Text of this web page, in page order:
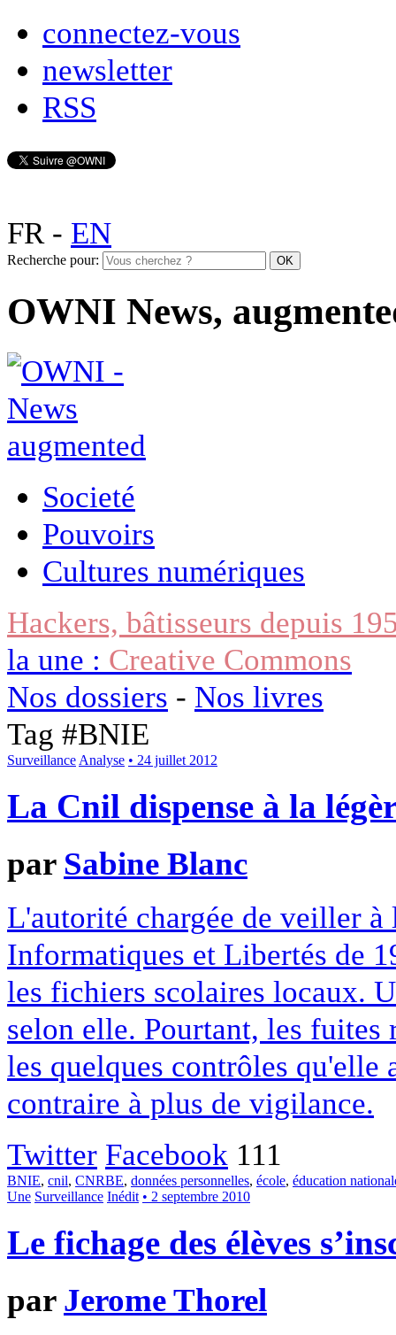
connectez-vous
newsletter
RSS
FR- EN
Recherche pour:
OWNI News,
Societé
Pouvoirs
Cultures numériques
Hackers, bâtisseurs depuis
la une : Creative Commons
Nos dossiers - Nos livres
Tag #BNIE
Surveillance Analyse • 24 juillet 2012
La Cnil dispense à la
par Sabine Blanc
L'autorité chargée de veiller
Informatiques et Libertés de
les fichiers scolaires locaux.
selon elle. Pourtant, les fuites
les quelques contrôles
contraire à plus de vigilance.
Twitter Facebook 111
BNIE, cnil, CNRBE, données personnelles, école, éducation
Une Surveillance Inédit • 2 septembre 2010
Le fichage des élèves
par Jerome Thorel